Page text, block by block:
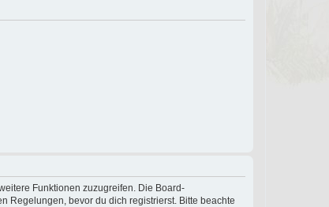
Funktionen zuzugreifen. Die Board-
Regelungen, bevor du dich registrierst. Bitte beachte